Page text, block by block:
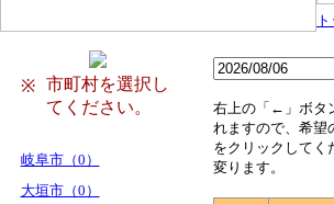
※
市町村を選択し
てください。
岐阜市（0）
大垣市（0）
右上の「←」ボタ
れますので、希望
をクリックしてく
変ります。